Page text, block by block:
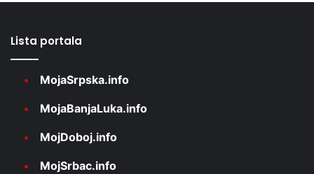
Lista portala
MojaSrpska.info
MojaBanjaLuka.info
MojDoboj.info
MojSrbac.info